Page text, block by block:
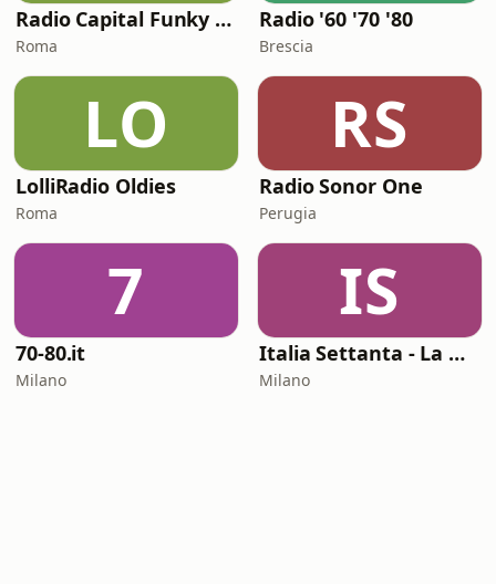
Radio Capital Funky Town
Roma
Radio '60 '70 '80
Brescia
LO
LolliRadio Oldies
Roma
RS
Radio Sonor One
Perugia
7
70-80.it
Milano
IS
Italia Settanta - La musica italiana dei settanta
Milano